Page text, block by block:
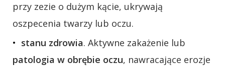
przy zezie o dużym kącie, ukrywają
oszpecenia twarzy lub oczu.
stanu zdrowia. Aktywne zakażenie lub
patologia w obrębie oczu, nawracające erozje